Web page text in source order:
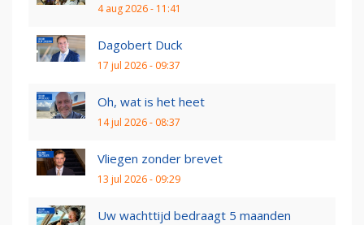
4 aug 2026 - 11:41
Dagobert Duck
17 jul 2026 - 09:37
Oh, wat is het heet
14 jul 2026 - 08:37
Vliegen zonder brevet
13 jul 2026 - 09:29
Uw wachttijd bedraagt 5 maanden